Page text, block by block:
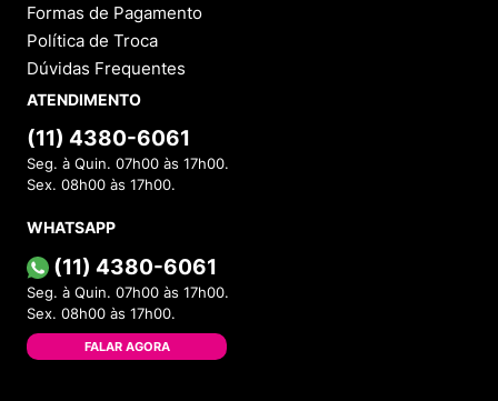
Formas de Pagamento
Política de Troca
Dúvidas Frequentes
ATENDIMENTO
(11) 4380-6061
Seg. à Quin. 07h00 às 17h00.
Sex. 08h00 às 17h00.
WHATSAPP
(11) 4380-6061
Seg. à Quin. 07h00 às 17h00.
Sex. 08h00 às 17h00.
FALAR AGORA